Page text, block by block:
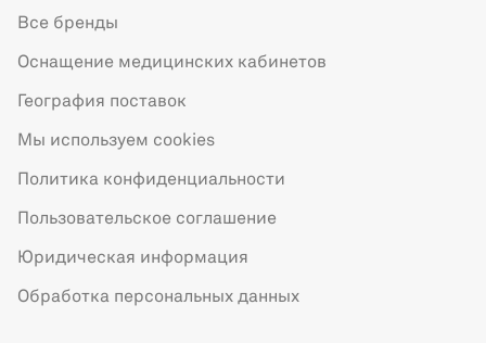
Все бренды
Оснащение медицинских кабинетов
География поставок
Мы используем cookies
Политика конфиденциальности
Пользовательское соглашение
Юридическая информация
Обработка персональных данных